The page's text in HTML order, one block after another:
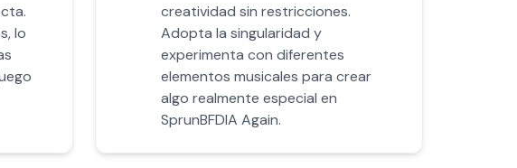
lo
creatividad sin restricciones.
Adopta la singularidad y
experimenta con diferentes
elementos musicales para crear
algo realmente especial en
SprunBFDIA Again.